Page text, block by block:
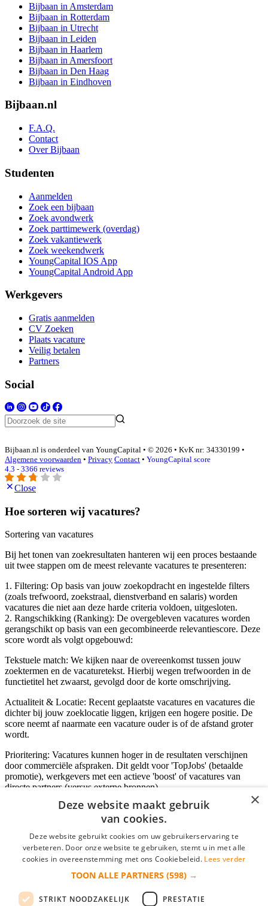
Bijbaan in Amsterdam
Bijbaan in Rotterdam
Bijbaan in Utrecht
Bijbaan in Leiden
Bijbaan in Haarlem
Bijbaan in Amersfoort
Bijbaan in Den Haag
Bijbaan in Eindhoven
Bijbaan.nl
F.A.Q.
Contact
Over Bijbaan
Studenten
Aanmelden
Zoek een bijbaan
Zoek avondwerk
Zoek parttimewerk (overdag)
Zoek vakantiewerk
Zoek weekendwerk
YoungCapital IOS App
YoungCapital Android App
Werkgevers
Gratis aanmelden
CV Zoeken
Plaats vacature
Veilig betalen
Partners
Social
Bijbaan.nl is onderdeel van YoungCapital • © 2026 • KvK nr: 34330199 •
Algemene voorwaarden • Privacy Contact • YoungCapital score
4.3 - 3366 reviews
Close
Hoe sorteren wij vacatures?
Sortering van vacatures
Bij het tonen van zoekresultaten hanteren wij een proces bestaande
uit twee stappen om de meest relevante vacatures te presenteren:
1. Filtering: Op basis van jouw zoekopdracht en ingestelde filters
(zoals trefwoord, zoekstraal, dienstverband en salaris) worden
vacatures die niet aan deze harde criteria voldoen, uitgesloten.
2. Rangschikking (Ranking): De overgebleven vacatures worden
gerangschikt op basis van een gecombineerde relevantiescore. Deze
score wordt als volgt opgebouwd:
Tekstuele match: We kijken naar de overeenkomst tussen jouw
zoektermen en de vacaturetekst. Hierbij wegen trefwoorden in de
functietitel het zwaarst, gevolgd door de korte omschrijving.
Actualiteit & Locatie: Recent geplaatste vacatures en vacatures die
dichter bij jouw zoeklocatie liggen, krijgen een hogere positie. De
score neemt af naarmate een vacature ouder is of de afstand groter
wordt.
Prioritering: Vacatures kunnen hoger in de resultaten verschijnen
door commerciële afspraken. Dit geldt voor 'TopJobs' (betaalde
promotie), werkgevers met een actieve 'boost' of vacatures van
directe partners (versus externe bronnen).
Inloggen als bedrijf
*
login gegevens onthouden
×
Deze website maakt gebruik
van cookies.
Deze website gebruikt cookies om uw gebruikerservaring te
verbeteren. Door onze website te gebruiken, stemt u in met alle
cookies in overeenstemming met ons Cookiebeleid. Lees verder
TOON ALLE PARTNERS (598) →
STRIKT NOODZAKELIJK PRESTATIE